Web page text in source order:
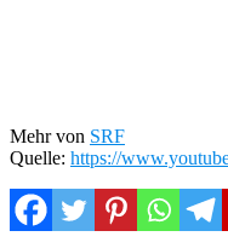
Mehr von SRF
Quelle: https://